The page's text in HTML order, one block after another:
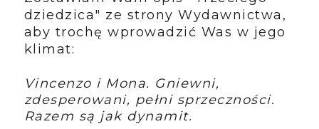
dziedzica" ze strony Wydawnictwa,
aby trochę wprowadzić Was w jego
klimat:
Vincenzo i Mona. Gniewni,
zdesperowani, pełni sprzeczności.
Razem są jak dynamit.